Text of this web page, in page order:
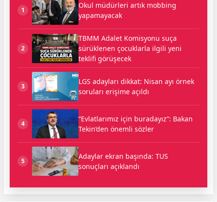
1
Okul müdürleri artık mobbing
yapamayacak
2
TBMM Adalet Komisyonu suça
sürüklenen çocuklarla ilgili yeni
teklifi görüşecek
3
LGS adayları dikkat: Nisan ayı örnek
soruları erişime açıldı
4
“Evlatlarımız için buradayız”: Bakan
Tekin’den önemli sözler
5
Adaylar ekran başında: TUS
sonuçları açıklandı